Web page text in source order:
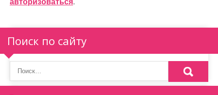
и
я
п
о
з
авторизоваться.
Поиск по сайту